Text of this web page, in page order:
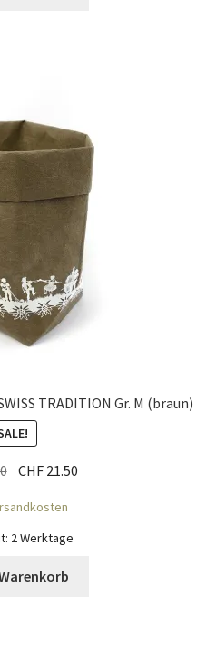
TRADITION Gr. M (braun)
Ursprünglicher
war:
CHF 26.90
CHF 21.50
2 Werktage